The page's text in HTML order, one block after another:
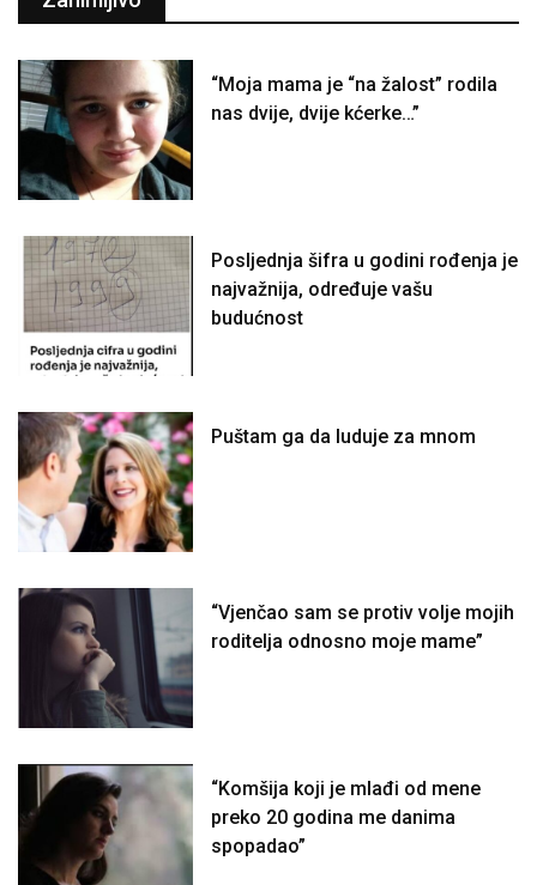
“Moja mama je “na žalost” rodila
nas dvije, dvije kćerke…”
Posljednja šifra u godini rođenja je
najvažnija, određuje vašu
budućnost
Puštam ga da luduje za mnom
“Vjenčao sam se protiv volje mojih
roditelja odnosno moje mame”
“Komšija koji je mlađi od mene
preko 20 godina me danima
spopadao”